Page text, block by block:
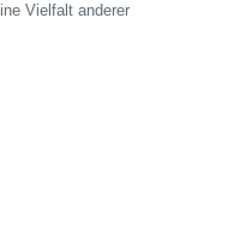
Vielfalt anderer